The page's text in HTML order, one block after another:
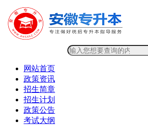
网站首页
政策资讯
招生简章
招生计划
政策公告
考试大纲